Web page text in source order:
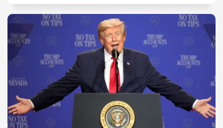
ثورة 30 يونيو.. كيف واجهت مصر
التحديات الإقليمية والدولية؟
ضياء رشوان يفتح الملفات السوداء
ويكشف كيف أسقطت مصر تنظيم